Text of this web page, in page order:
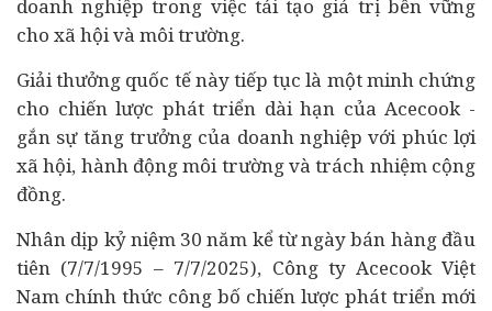
doanh nghiệp trong việc tái tạo giá trị bền vững
cho xã hội và môi trường.
Giải thưởng quốc tế này tiếp tục là một minh chứng
cho chiến lược phát triển dài hạn của Acecook -
gắn sự tăng trưởng của doanh nghiệp với phúc lợi
xã hội, hành động môi trường và trách nhiệm cộng
đồng.
Nhân dịp kỷ niệm 30 năm kể từ ngày bán hàng đầu
tiên (7/7/1995 – 7/7/2025), Công ty Acecook Việt
Nam chính thức công bố chiến lược phát triển mới